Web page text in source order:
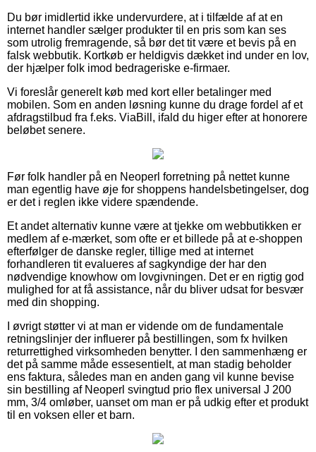
Du bør imidlertid ikke undervurdere, at i tilfælde af at en
internet handler sælger produkter til en pris som kan ses
som utrolig fremragende, så bør det tit være et bevis på en
falsk webbutik. Kortkøb er heldigvis dækket ind under en lov,
der hjælper folk imod bedrageriske e-firmaer.
Vi foreslår generelt køb med kort eller betalinger med
mobilen. Som en anden løsning kunne du drage fordel af et
afdragstilbud fra f.eks. ViaBill, ifald du higer efter at honorere
beløbet senere.
Før folk handler på en Neoperl forretning på nettet kunne
man egentlig have øje for shoppens handelsbetingelser, dog
er det i reglen ikke videre spændende.
Et andet alternativ kunne være at tjekke om webbutikken er
medlem af e-mærket, som ofte er et billede på at e-shoppen
efterfølger de danske regler, tillige med at internet
forhandleren tit evalueres af sagkyndige der har den
nødvendige knowhow om lovgivningen. Det er en rigtig god
mulighed for at få assistance, når du bliver udsat for besvær
med din shopping.
I øvrigt støtter vi at man er vidende om de fundamentale
retningslinjer der influerer på bestillingen, som fx hvilken
returrettighed virksomheden benytter. I den sammenhæng er
det på samme måde essesentielt, at man stadig beholder
ens faktura, således man en anden gang vil kunne bevise
sin bestilling af Neoperl svingtud prio flex universal J 200
mm, 3/4 omløber, uanset om man er på udkig efter et produkt
til en voksen eller et barn.